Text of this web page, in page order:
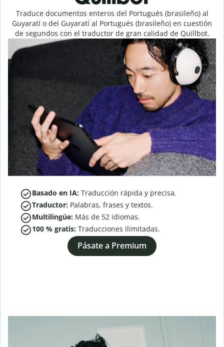
Traduce documentos enteros del Portugués (brasileño) al
Guyaratí o del Guyaratí al Portugués (brasileño) en cuestión
de segundos con el traductor de gran calidad de Quillbot.
Basado en IA: Traducción rápida y precisa.
Traductor: Palabras, frases y textos.
Multilingüe: Más de 52 idiomas.
100 % gratis: Traducciones ilimitadas.
Pásate a Premium